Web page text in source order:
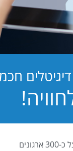
PB Digital (PrintBOS Digital) הינה המערכת לטפסים דיגיטלים המובילה בישראל ומותקנת אצל כ-300 ארגונים